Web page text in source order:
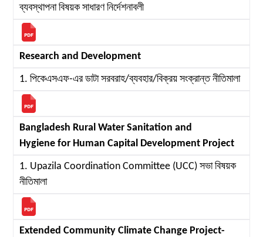
ব্যবস্থাপনা বিষয়ক সাধারণ নির্দেশনাবলী
Research and Development
1. পিকেএসএফ-এর ডাটা সরবরাহ/ব্যবহার/বিক্রয় সংক্রান্ত নীতিমালা
Bangladesh Rural Water Sanitation and
Hygiene for Human Capital Development Project
1. Upazila Coordination Committee (UCC) সভা বিষয়ক
নীতিমালা
Extended Community Climate Change Project-